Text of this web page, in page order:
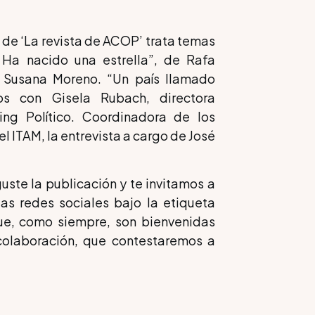
‘La revista de ACOP’ trata temas
Ha nacido una estrella”, de Rafa
Moreno. “Un país llamado
con Gisela Rubach, directora
Político. Coordinadora de los
la entrevista a cargo de José
la publicación y te invitamos a
redes sociales bajo la etiqueta
como siempre, son bienvenidas
que contestaremos a